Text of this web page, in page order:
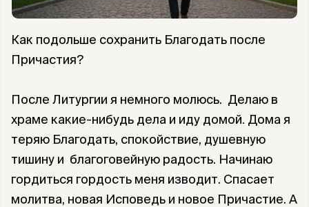
Как подольше сохранить Благодать после
Причастия?
После Литургии я немного молюсь. Делаю в
храме какие-нибудь дела и иду домой. Дома я
теряю Благодать, спокойствие, душевную
тишину и благоговейную радость. Начинаю
гордиться гордость меня изводит. Спасает
молитва, новая Исповедь и новое Причастие. А